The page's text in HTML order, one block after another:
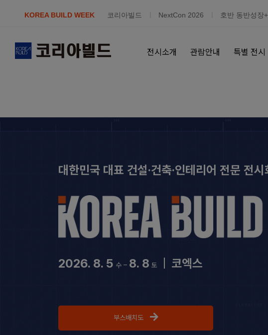
KOREA BUILD WEEK 코리아빌드 NextCon 2026 호반 동반성장
전시소개 관람안내 특별 전시
대한민국 대표 건설·건축·인테리어 전문 전시
2026. 8. 5 수 – 8. 8 토 코엑스
부스배치도